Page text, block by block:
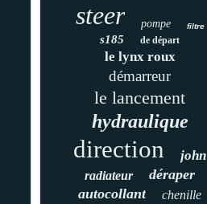
steer pompe filtre
s185 de départ
le lynx roux
démarreur
le lancement
hydraulique
direction john
radiateur
déraper
autocollant
chenille